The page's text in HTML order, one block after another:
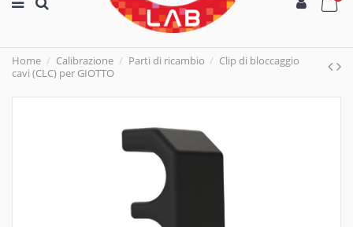
Home Calibrazione Parti di ricambio
Clip di bloccaggio
cavi (CLC) per GIOTTO